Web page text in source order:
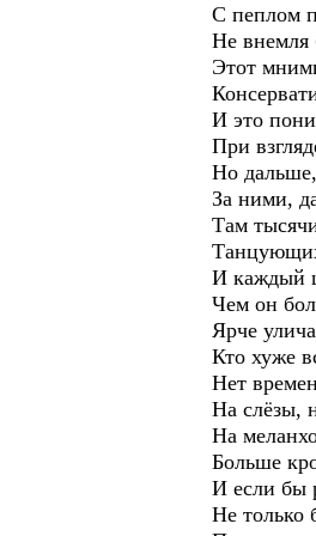
С пеплом
Не внемля
Этот
И это
При
Но
За ними,
Там
И каждый
Чем он
Ярче
Кто хуже
Нет
На слёзы,
На
Больше
И если бы
Не только